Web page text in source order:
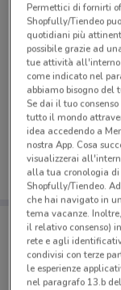
Ci dispiace,
volantini
Porta
Puoi
salvarle
dal tuo
Permettici di fornirti
Shopfully/Tiendeo
quotidiani più
possibile grazie ad
tue attività
come indicato nel
abbiamo bisogno del
Se dai il tuo
tutto il mondo
idea accedendo a
nostra App. Cosa
visualizzerai
alla tua cronologia di
Shopfully/Tiendeo.
che hai navigato in
tema vacanze.
il relativo consenso)
rete e agli
condivisi con terze
le esperienze
nel paragrafo 13.b